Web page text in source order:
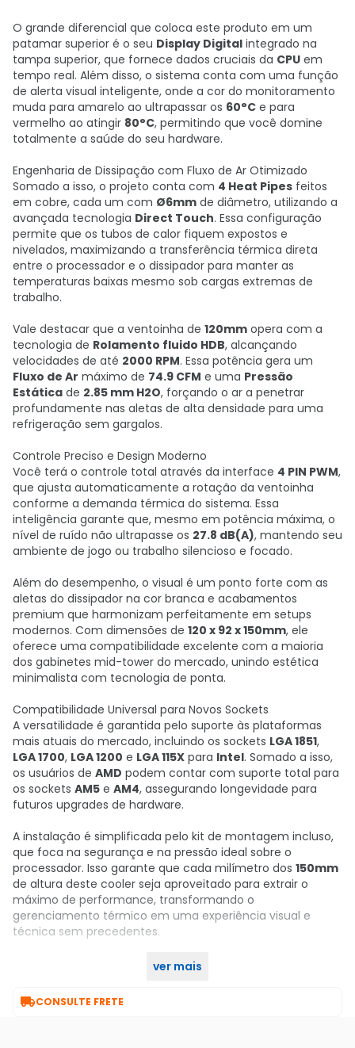
O grande diferencial que coloca este produto em um
patamar superior é o seu Display Digital integrado na
tampa superior, que fornece dados cruciais da CPU em
tempo real. Além disso, o sistema conta com uma função
de alerta visual inteligente, onde a cor do monitoramento
muda para amarelo ao ultrapassar os 60°C e para
vermelho ao atingir 80°C, permitindo que você domine
totalmente a saúde do seu hardware.
Engenharia de Dissipação com Fluxo de Ar Otimizado
Somado a isso, o projeto conta com 4 Heat Pipes feitos
em cobre, cada um com Ø6mm de diâmetro, utilizando a
avançada tecnologia Direct Touch. Essa configuração
permite que os tubos de calor fiquem expostos e
nivelados, maximizando a transferência térmica direta
entre o processador e o dissipador para manter as
temperaturas baixas mesmo sob cargas extremas de
trabalho.
Vale destacar que a ventoinha de 120mm opera com a
tecnologia de Rolamento fluido HDB, alcançando
velocidades de até 2000 RPM. Essa potência gera um
Fluxo de Ar máximo de 74.9 CFM e uma Pressão
Estática de 2.85 mm H2O, forçando o ar a penetrar
profundamente nas aletas de alta densidade para uma
refrigeração sem gargalos.
Controle Preciso e Design Moderno
Você terá o controle total através da interface 4 PIN PWM,
que ajusta automaticamente a rotação da ventoinha
conforme a demanda térmica do sistema. Essa
inteligência garante que, mesmo em potência máxima, o
nível de ruído não ultrapasse os 27.8 dB(A), mantendo seu
ambiente de jogo ou trabalho silencioso e focado.
Além do desempenho, o visual é um ponto forte com as
aletas do dissipador na cor branca e acabamentos
premium que harmonizam perfeitamente em setups
modernos. Com dimensões de 120 x 92 x 150mm, ele
oferece uma compatibilidade excelente com a maioria
dos gabinetes mid-tower do mercado, unindo estética
minimalista com tecnologia de ponta.
Compatibilidade Universal para Novos Sockets
A versatilidade é garantida pelo suporte às plataformas
mais atuais do mercado, incluindo os sockets LGA 1851,
LGA 1700, LGA 1200 e LGA 115X para Intel. Somado a isso,
os usuários de AMD podem contar com suporte total para
os sockets AM5 e AM4, assegurando longevidade para
futuros upgrades de hardware.
A instalação é simplificada pelo kit de montagem incluso,
que foca na segurança e na pressão ideal sobre o
processador. Isso garante que cada milímetro dos 150mm
de altura deste cooler seja aproveitado para extrair o
máximo de performance, transformando o
gerenciamento térmico em uma experiência visual e
técnica sem precedentes.
ver mais
CONSULTE FRETE